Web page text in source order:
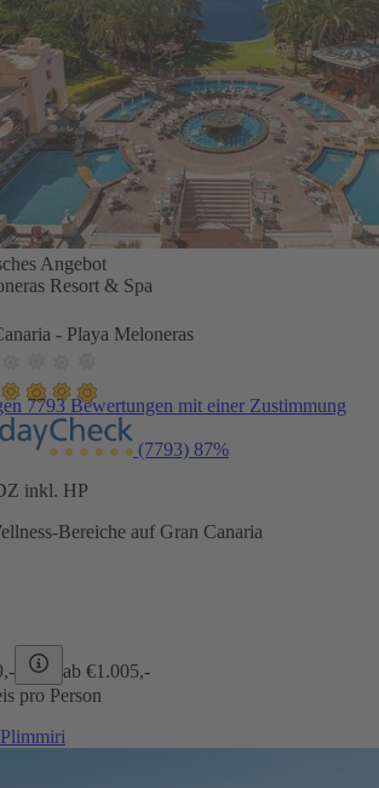
Angebot
Resort & Spa
- Playa Meloneras
7793 Bewertungen mit einer Zustimmung
(7793) 87%
inkl. HP
Bereiche auf Gran Canaria
ab €1.005,-
pro Person